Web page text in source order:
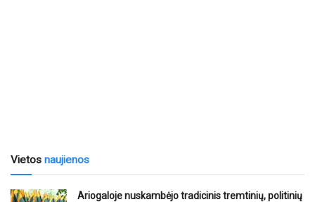
Vietos naujienos
Ariogaloje nuskambėjo tradicinis tremtinių, politinių